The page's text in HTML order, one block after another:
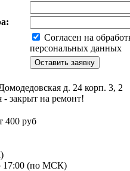
Согласен на
персональных данных
д. 24 корп. 3, 2
закрыт на ремонт!
400 руб
17:00 (по МСК)